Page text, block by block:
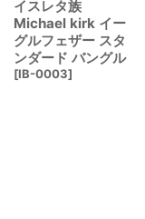
イスレタ族
Michael kirk イー
グルフェザー スタ
ンダード バングル
[IB-0003]